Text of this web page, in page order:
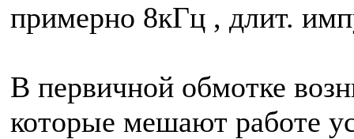
примерно 8кГц , длит.
В первичной обмотке
которые мешают работе